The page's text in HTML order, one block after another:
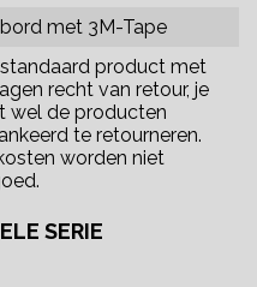
met 3M-Tape
product met
recht van retour, je
wel de producten
te retourneren.
worden niet
SERIE